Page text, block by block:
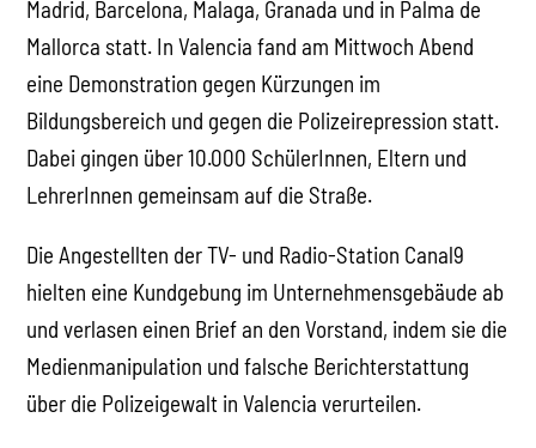
Madrid, Barcelona, Malaga, Granada und in Palma de
Mallorca statt. In Valencia fand am Mittwoch Abend
eine Demonstration gegen Kürzungen im
Bildungsbereich und gegen die Polizeirepression statt.
Dabei gingen über 10.000 SchülerInnen, Eltern und
LehrerInnen gemeinsam auf die Straße.
Die Angestellten der TV- und Radio-Station Canal9
hielten eine Kundgebung im Unternehmensgebäude ab
und verlasen einen Brief an den Vorstand, indem sie die
Medienmanipulation und falsche Berichterstattung
über die Polizeigewalt in Valencia verurteilen.